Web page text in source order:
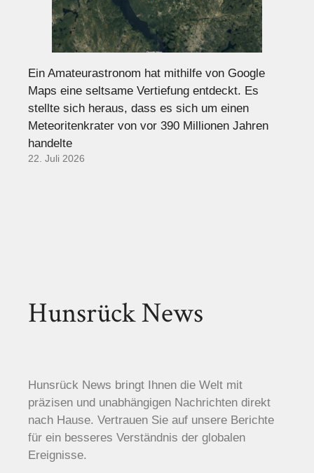
Ein Amateurastronom hat mithilfe von Google
Maps eine seltsame Vertiefung entdeckt. Es
stellte sich heraus, dass es sich um einen
Meteoritenkrater von vor 390 Millionen Jahren
handelte
22. Juli 2026
Hunsrück News
Hunsrück News bringt Ihnen die Welt mit
präzisen und unabhängigen Nachrichten direkt
nach Hause. Vertrauen Sie auf unsere Berichte
für ein besseres Verständnis der globalen
Ereignisse.